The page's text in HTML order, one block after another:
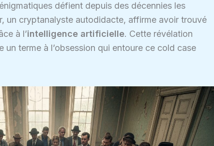
défient depuis des décennies les
un cryptanalyste autodidacte, affirme avoir trouvé
à l’intelligence artificielle. Cette révélation
terme à l’obsession qui entoure ce cold case